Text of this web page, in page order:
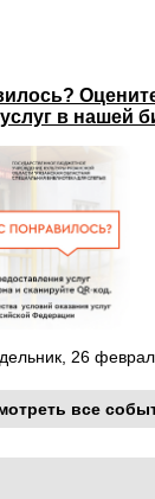
в нашей
26
все